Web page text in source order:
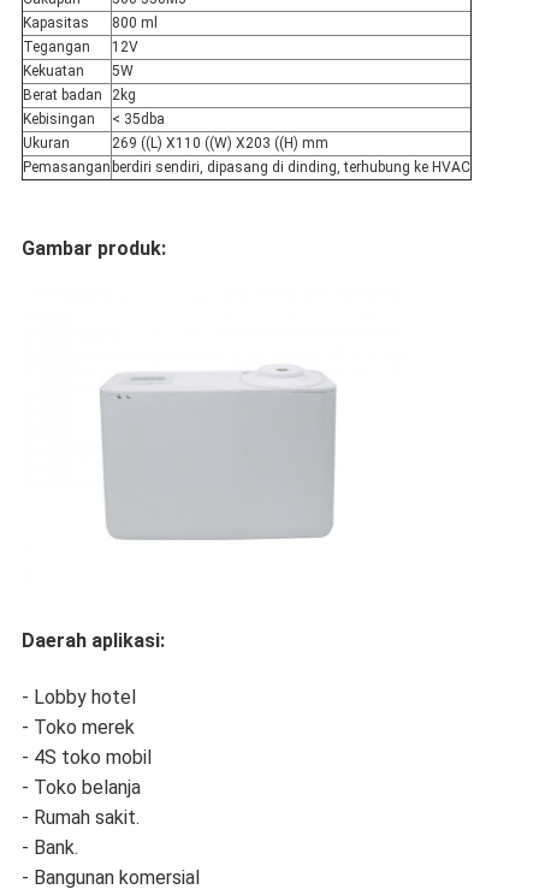
Kapasitas
800 ml
Tegangan
12V
Kekuatan
5W
Berat badan
2kg
Kebisingan
< 35dba
Ukuran
269 ((L) X110 ((W) X203 ((H) mm
Pemasangan berdiri sendiri, dipasang di dinding, terhubung ke HVAC
Gambar produk:
Daerah aplikasi:
- Lobby hotel
- Toko merek
- 4S toko mobil
- Toko belanja
- Rumah sakit.
- Bank.
- Bangunan komersial